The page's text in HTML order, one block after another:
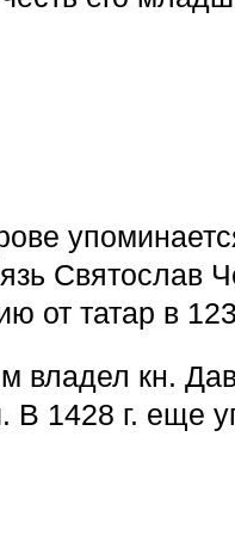
Святослав
от татар в
владел кн.
1428 г. еще